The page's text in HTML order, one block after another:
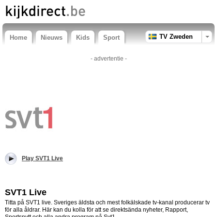
Home Nieuws Kids Sport TV Zweden
- advertentie -
Play SVT1 Live
SVT1 Live
Titta på SVT1 live. Sveriges äldsta och mest folkälskade tv-kanal producerar tv
för alla åldrar. Här kan du kolla för att se direktsända nyheter, Rapport,